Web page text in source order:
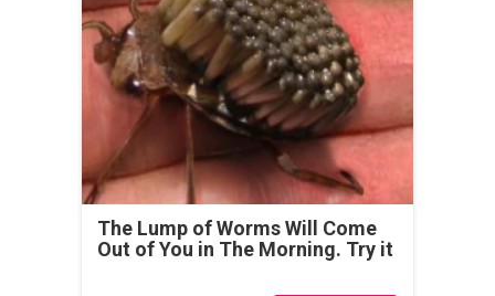
The Lump of Worms Will Come
Out of You in The Morning. Try it